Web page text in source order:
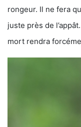
rongeur. Il ne fera
juste près de
mort rendra